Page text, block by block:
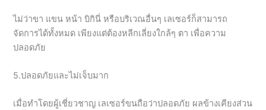
ไม่ว่าขา แขน หน้า บิกินี่ หรือบริเวณอื่นๆ เลเซอร์ก็สามารถ
จัดการได้ทั้งหมด เพียงแต่ต้องหลีกเลี่ยงใกล้ๆ ตา เพื่อความ
ปลอดภัย
5.ปลอดภัยและไม่เจ็บมาก
เมื่อทำโดยผู้เชี่ยวชาญ เลเซอร์ขนถือว่าปลอดภัย ผลข้างเคียงส่วน